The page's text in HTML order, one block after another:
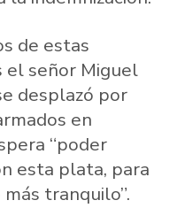
de estas
el señor Miguel
desplazó por
en
“poder
esta plata, para
tranquilo”.